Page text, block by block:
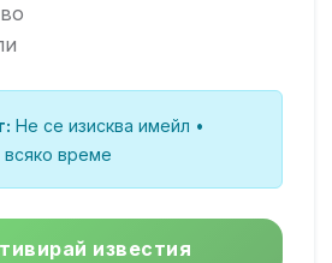
Не се изисква имейл •
време
известия